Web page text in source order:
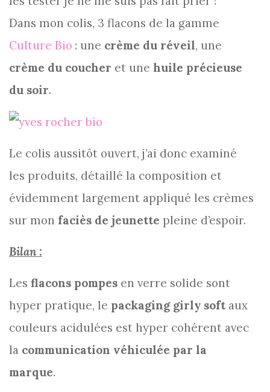
Dans mon colis, 3 flacons de la gamme
Culture Bio : une crème du réveil, une
crème du coucher et une huile précieuse
du soir.
Le colis aussitôt ouvert, j’ai donc examiné
les produits, détaillé la composition et
évidemment largement appliqué les crèmes
sur mon faciès de jeunette pleine d’espoir.
Bilan :
Les flacons pompes en verre solide sont
hyper pratique, le packaging girly soft aux
couleurs acidulées est hyper cohérent avec
la communication véhiculée par la
marque.